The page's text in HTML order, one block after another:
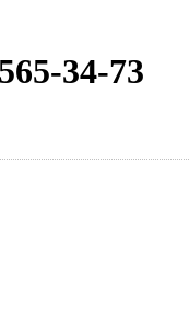
34-73